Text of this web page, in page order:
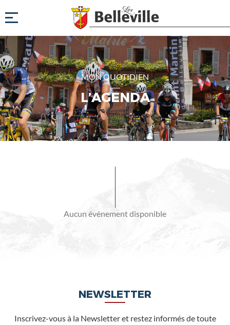
MON QUOTIDIEN
L’AGENDA
Aucun événement disponible
NEWSLETTER
Inscrivez-vous à la Newsletter et restez informés de toute